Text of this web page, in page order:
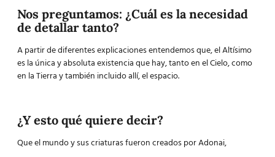
Nos preguntamos: ¿Cuál es la necesidad
de detallar tanto?
A partir de diferentes explicaciones entendemos que, el Altísimo
es la única y absoluta existencia que hay, tanto en el Cielo, como
en la Tierra y también incluido allí, el espacio.
¿Y esto qué quiere decir?
Que el mundo y sus criaturas fueron creados por Adonai,